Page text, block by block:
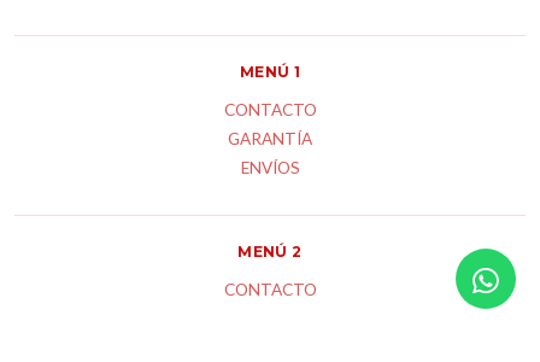
MENÚ 1
CONTACTO
GARANTÍA
ENVÍOS
MENÚ 2
CONTACTO